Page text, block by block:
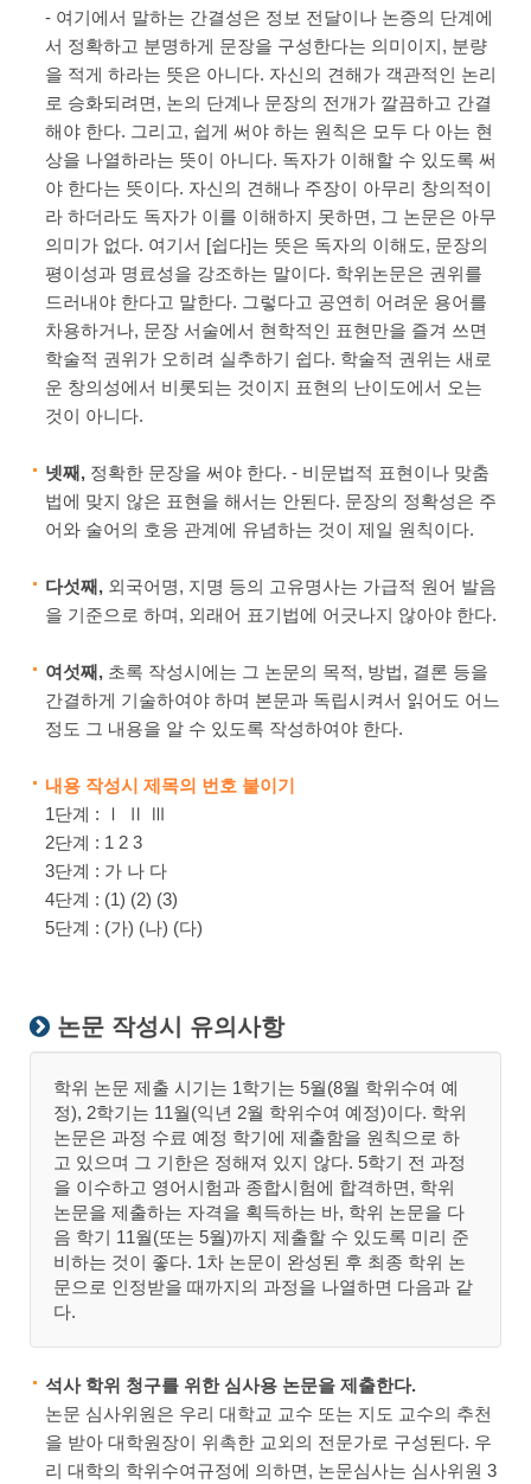
- 여기에서 말하는 간결성은 정보 전달이나 논증의 단계에
서 정확하고 분명하게 문장을 구성한다는 의미이지, 분량
을 적게 하라는 뜻은 아니다. 자신의 견해가 객관적인 논리
로 승화되려면, 논의 단계나 문장의 전개가 깔끔하고 간결
해야 한다. 그리고, 쉽게 써야 하는 원칙은 모두 다 아는 현
상을 나열하라는 뜻이 아니다. 독자가 이해할 수 있도록 써
야 한다는 뜻이다. 자신의 견해나 주장이 아무리 창의적이
라 하더라도 독자가 이를 이해하지 못하면, 그 논문은 아무
의미가 없다. 여기서 [쉽다]는 뜻은 독자의 이해도, 문장의
평이성과 명료성을 강조하는 말이다. 학위논문은 권위를
드러내야 한다고 말한다. 그렇다고 공연히 어려운 용어를
차용하거나, 문장 서술에서 현학적인 표현만을 즐겨 쓰면
학술적 권위가 오히려 실추하기 쉽다. 학술적 권위는 새로
운 창의성에서 비롯되는 것이지 표현의 난이도에서 오는
것이 아니다.
넷째, 정확한 문장을 써야 한다. - 비문법적 표현이나 맞춤
법에 맞지 않은 표현을 해서는 안된다. 문장의 정확성은 주
어와 술어의 호응 관계에 유념하는 것이 제일 원칙이다.
다섯째, 외국어명, 지명 등의 고유명사는 가급적 원어 발음
을 기준으로 하며, 외래어 표기법에 어긋나지 않아야 한다.
여섯째, 초록 작성시에는 그 논문의 목적, 방법, 결론 등을
간결하게 기술하여야 하며 본문과 독립시켜서 읽어도 어느
정도 그 내용을 알 수 있도록 작성하여야 한다.
내용 작성시 제목의 번호 붙이기
1단계 : Ⅰ Ⅱ Ⅲ
2단계 : 1 2 3
3단계 : 가 나 다
4단계 : (1) (2) (3)
5단계 : (가) (나) (다)
논문 작성시 유의사항
학위 논문 제출 시기는 1학기는 5월(8월 학위수여 예
정), 2학기는 11월(익년 2월 학위수여 예정)이다. 학위
논문은 과정 수료 예정 학기에 제출함을 원칙으로 하
고 있으며 그 기한은 정해져 있지 않다. 5학기 전 과정
을 이수하고 영어시험과 종합시험에 합격하면, 학위
논문을 제출하는 자격을 획득하는 바, 학위 논문을 다
음 학기 11월(또는 5월)까지 제출할 수 있도록 미리 준
비하는 것이 좋다. 1차 논문이 완성된 후 최종 학위 논
문으로 인정받을 때까지의 과정을 나열하면 다음과 같
다.
석사 학위 청구를 위한 심사용 논문을 제출한다.
논문 심사위원은 우리 대학교 교수 또는 지도 교수의 추천
을 받아 대학원장이 위촉한 교외의 전문가로 구성된다. 우
리 대학의 학위수여규정에 의하면, 논문심사는 심사위원 3